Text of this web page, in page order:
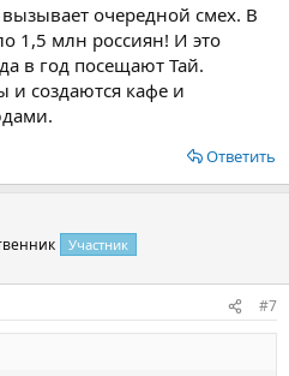
очередной смех. В
1,5 млн россиян! И это
в год посещают Тай.
и создаются кафе и
Ответить
Участник
#7